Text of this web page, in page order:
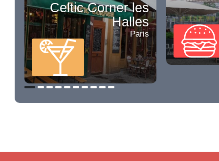
Celtic Corner les
Halles
Paris